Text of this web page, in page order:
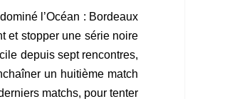
l’Océan : Bordeaux
et stopper une série noire
depuis sept rencontres,
un huitième match
matchs, pour tenter